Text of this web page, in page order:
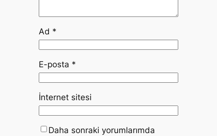
Ad *
E-posta *
İnternet sitesi
Daha sonraki yorumlarımda